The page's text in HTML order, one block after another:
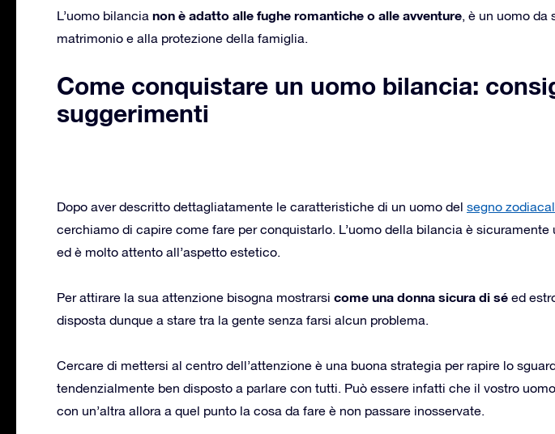
L’uomo bilancia non è adatto alle fughe romantiche o alle avventure, è un uomo da
matrimonio e alla protezione della famiglia.
Come conquistare un uomo bilancia:
suggerimenti
Dopo aver descritto dettagliatamente le caratteristiche di un uomo del segno
cerchiamo di capire come fare per conquistarlo. L’uomo della bilancia è sicuramente
ed è molto attento all’aspetto estetico.
Per attirare la sua attenzione bisogna mostrarsi come una donna sicura di sé ed
disposta dunque a stare tra la gente senza farsi alcun problema.
Cercare di mettersi al centro dell’attenzione è una buona strategia per rapire lo
tendenzialmente ben disposto a parlare con tutti. Può essere infatti che il vostro
con un’altra allora a quel punto la cosa da fare è non passare inosservate.